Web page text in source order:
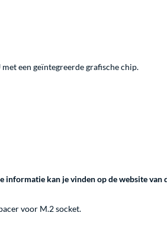
een geïntegreerde grafische chip.
kan je vinden op de website van
voor M.2 socket.